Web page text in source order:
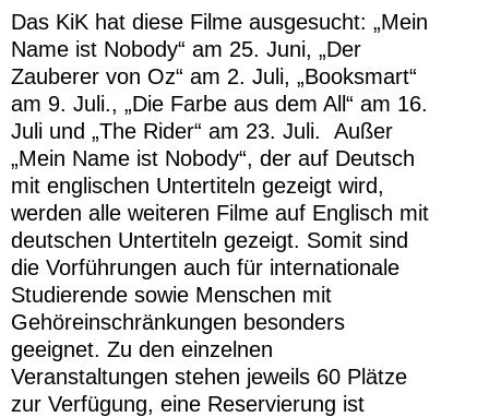
Das KiK hat diese Filme ausgesucht: „Mein
Name ist Nobody“ am 25. Juni, „Der
Zauberer von Oz“ am 2. Juli, „Booksmart“
am 9. Juli., „Die Farbe aus dem All“ am 16.
Juli und „The Rider“ am 23. Juli. Außer
„Mein Name ist Nobody“, der auf Deutsch
mit englischen Untertiteln gezeigt wird,
werden alle weiteren Filme auf Englisch mit
deutschen Untertiteln gezeigt. Somit sind
die Vorführungen auch für internationale
Studierende sowie Menschen mit
Gehöreinschränkungen besonders
geeignet. Zu den einzelnen
Veranstaltungen stehen jeweils 60 Plätze
zur Verfügung, eine Reservierung ist